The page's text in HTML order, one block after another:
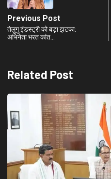
Previous Post
तेलुगु इंडस्ट्री को बड़ा झटका:
अभिनेता भरत कांत…
Related Post